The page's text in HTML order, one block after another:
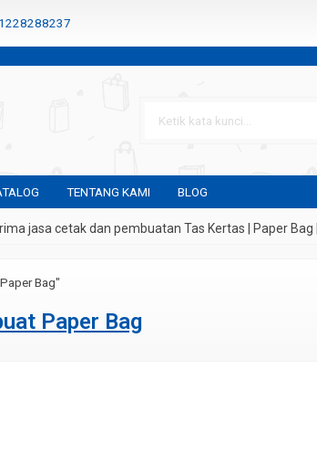
TENTANG KAMI BLOG
jasa cetak dan pembuatan Tas Kertas | Paper Bag
Bag"
Paper Bag